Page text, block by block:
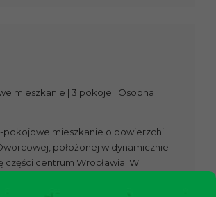
mieszkanie | 3 pokoje | Osobna
pokojowe mieszkanie o powierzchi
Dworcowej, położonej w dynamicznie
części centrum Wrocławia. W